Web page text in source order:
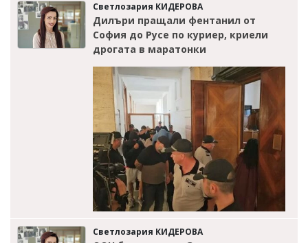
Светлозария КИДЕРОВА
Дилъри пращали фентанил от
София до Русе по куриер, криели
дрогата в маратонки
Светлозария КИДЕРОВА